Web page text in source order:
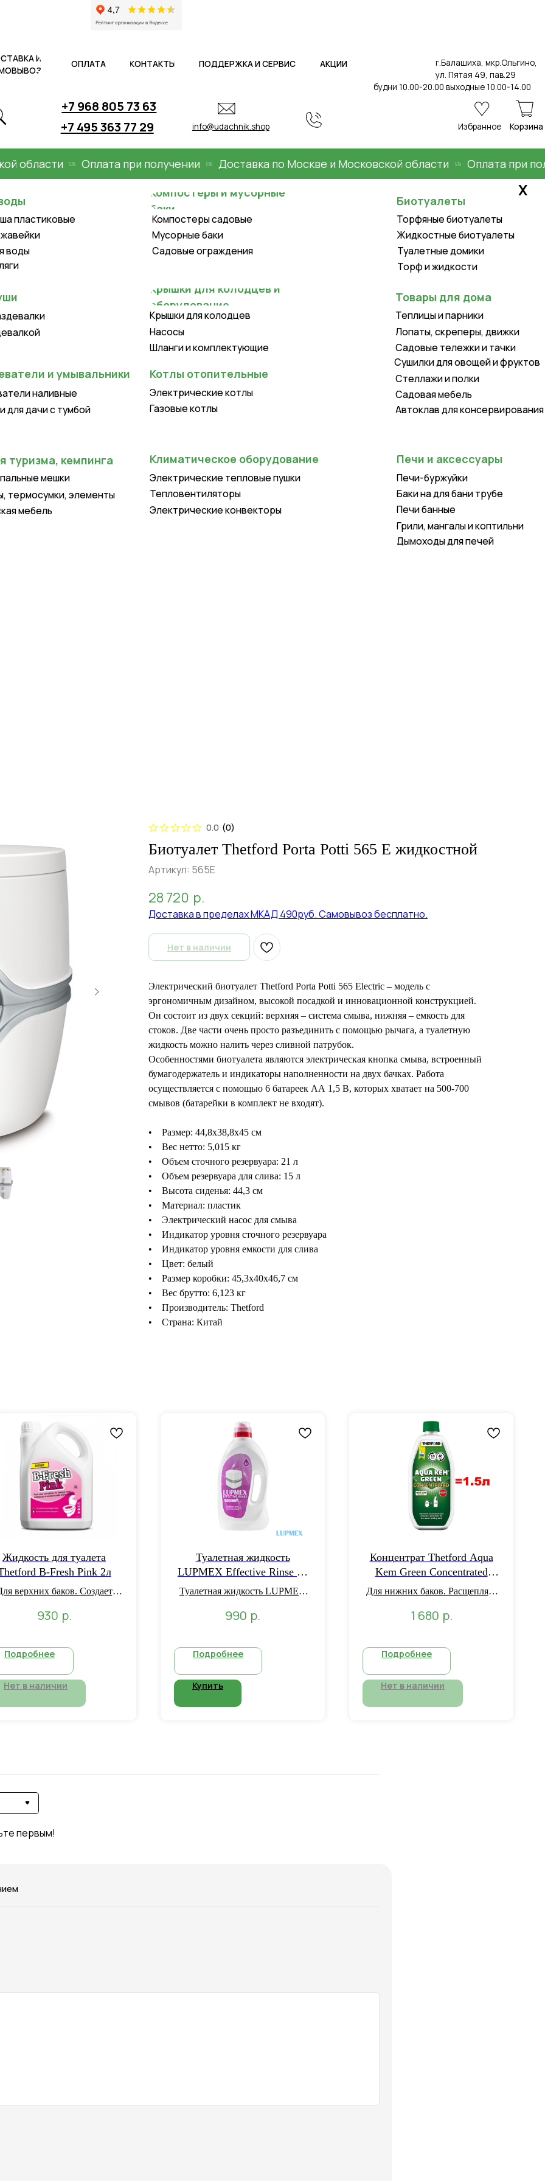
+7 495 363 77 29
info@udachnik.shop
ОПЛАТА
будни 10.00-20.00 выходные 10.00-14.00
Оплата при получении Доставка по Москве и Московской области Оплата при
Компостеры садовые
Мусорные баки
Садовые ограждения
кемпинга
Компостеры и мусорные
Биотуалеты
Товары для дома
Туалетные домики
Жидкостные биотуалеты
Торфяные биотуалеты
Крышки для колодцев и
Шланги и комплектующие Садовые тележки и тачки
Лопаты, скреперы, движки
Стеллажи и полки
Электрические конвекторы
Автоклав для консервирования
Сушилки для овощей и фруктов
Котлы отопительные
Печи и аксессуары
Дымоходы для печей
Климатическое оборудование
и умывальники
Электрические котлы
Х
0.0 (0)
Биотуалет Thetford Porta Potti 565 E жидкостной
Артикул: 565Е
28 720 р.
Доставка в пределах МКАД 490руб. Самовывоз бесплатно.
Нет в наличии
Электрический биотуалет Thetford Porta Potti 565 Electric – модель с
эргономичным дизайном, высокой посадкой и инновационной конструкцией.
Он состоит из двух секций: верхняя – система смыва, нижняя – емкость для
стоков. Две части очень просто разъединить с помощью рычага, а туалетную
жидкость можно налить через сливной патрубок.
Особенностями биотуалета являются электрическая кнопка смыва, встроенный
бумагодержатель и индикаторы наполненности на двух бачках. Работа
осуществляется с помощью 6 батареек АА 1,5 В, которых хватает на 500-700
смывов (батарейки в комплект не входят).
• Размер: 44,8х38,8х45 см
• Вес нетто: 5,015 кг
• Объем сточного резервуара: 21 л
• Объем резервуара для слива: 15 л
• Высота сиденья: 44,3 см
• Материал: пластик
• Электрический насос для смыва
• Индикатор уровня сточного резервуара
• Индикатор уровня емкости для слива
• Цвет: белый
• Размер коробки: 45,3x40x46,7 см
• Вес брутто: 6,123 кг
• Производитель: Thetford
• Страна: Китай
Жидкость для туалета
B-Fresh Pink 2л
верхних баков. Создает
формированию
930 р.
Подробнее
Нет в наличии
Туалетная жидкость
LUPMEX Effective Rinse 2л
для жидкостных биотуалетов
Туалетная жидкость LUPMEX
эффективный и чистый слив
образование налета.
990 р.
Подробнее
Купить
Концентрат Thetford Aqua
Kem Green Concentrated
0,75л (аналог 1,5л жидкости)
Для нижних баков. Расщепляет
запахи. Экологически
1 680 р.
Подробнее
Нет в наличии
первым!